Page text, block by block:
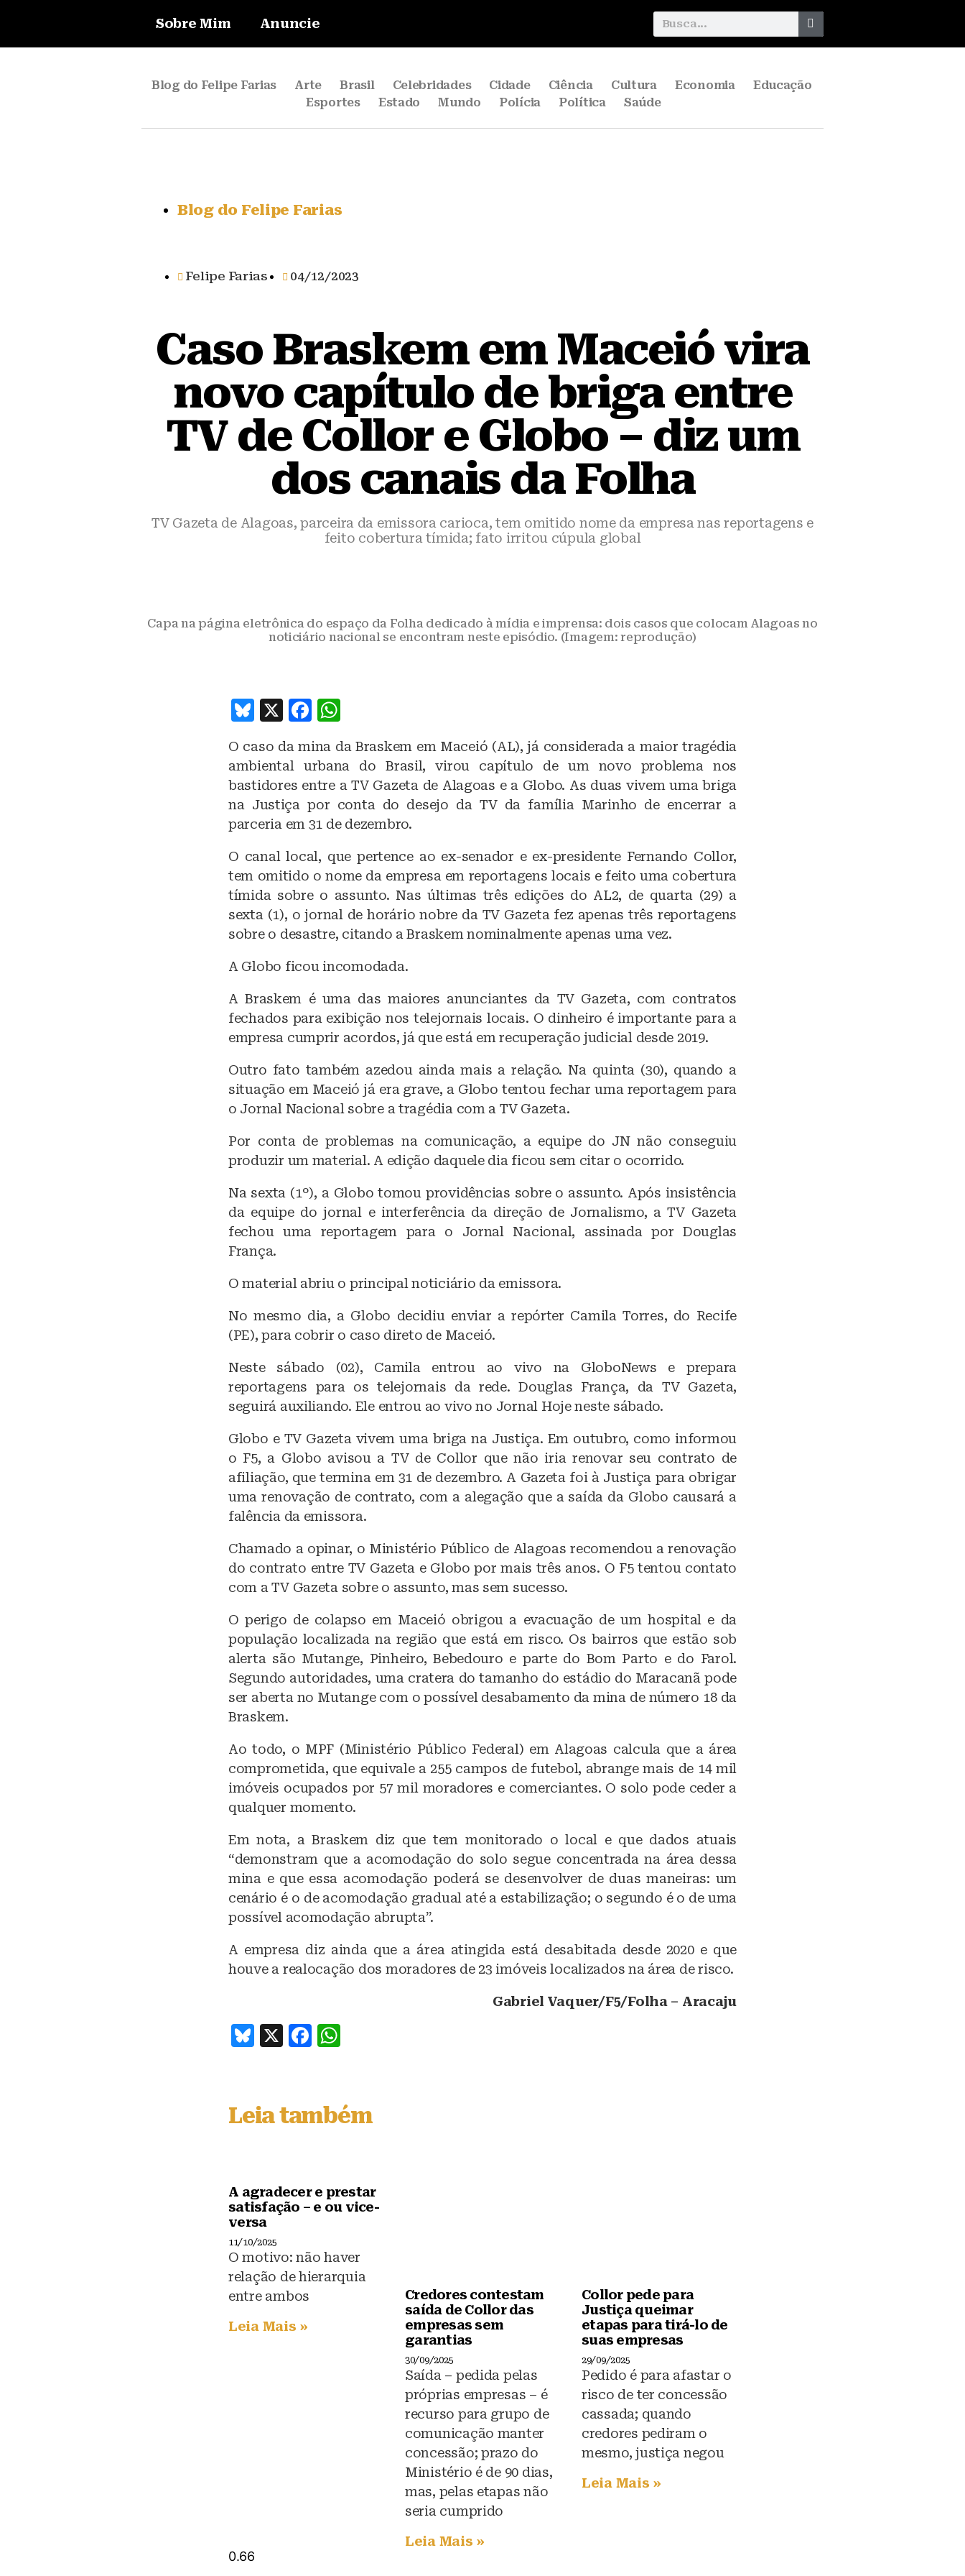
Sobre Mim Anuncie
Blog do Felipe Farias Arte Brasil Celebridades Cidade Ciência Cultura Economia
Educação
Esportes
Estado Mundo Polícia Política Saúde
Blog do Felipe Farias
Felipe Farias 04/12/2023
Caso Braskem em Maceió vira
novo capítulo de briga entre
TV de Collor e Globo – diz um
dos canais da Folha
TV Gazeta de Alagoas, parceira da emissora carioca, tem omitido nome da empresa nas reportagens e
feito cobertura tímida; fato irritou cúpula global
Capa na página eletrônica do espaço da Folha dedicado à mídia e imprensa: dois casos que colocam Alagoas no
noticiário nacional se encontram neste episódio. (Imagem: reprodução)
B
e
s
k
y
X
F
c
e
b
o
o
k
at
s
A
p
p
O caso da mina da Braskem em Maceió (AL), já considerada a maior tragédia
ambiental urbana do Brasil, virou capítulo de um novo problema nos
bastidores entre a TV Gazeta de Alagoas e a Globo. As duas vivem uma briga
na Justiça por conta do desejo da TV da família Marinho de encerrar a
parceria em 31 de dezembro.
O canal local, que pertence ao ex-senador e ex-presidente Fernando Collor,
tem omitido o nome da empresa em reportagens locais e feito uma cobertura
tímida sobre o assunto. Nas últimas três edições do AL2, de quarta (29) a
sexta (1), o jornal de horário nobre da TV Gazeta fez apenas três reportagens
sobre o desastre, citando a Braskem nominalmente apenas uma vez.
A Globo ficou incomodada.
A Braskem é uma das maiores anunciantes da TV Gazeta, com contratos
fechados para exibição nos telejornais locais. O dinheiro é importante para a
empresa cumprir acordos, já que está em recuperação judicial desde 2019.
Outro fato também azedou ainda mais a relação. Na quinta (30), quando a
situação em Maceió já era grave, a Globo tentou fechar uma reportagem para
o Jornal Nacional sobre a tragédia com a TV Gazeta.
Por conta de problemas na comunicação, a equipe do JN não conseguiu
produzir um material. A edição daquele dia ficou sem citar o ocorrido.
Na sexta (1º), a Globo tomou providências sobre o assunto. Após insistência
da equipe do jornal e interferência da direção de Jornalismo, a TV Gazeta
fechou uma reportagem para o Jornal Nacional, assinada por Douglas
França.
O material abriu o principal noticiário da emissora.
No mesmo dia, a Globo decidiu enviar a repórter Camila Torres, do Recife
(PE), para cobrir o caso direto de Maceió.
Neste sábado (02), Camila entrou ao vivo na GloboNews e prepara
reportagens para os telejornais da rede. Douglas França, da TV Gazeta,
seguirá auxiliando. Ele entrou ao vivo no Jornal Hoje neste sábado.
Globo e TV Gazeta vivem uma briga na Justiça. Em outubro, como informou
o F5, a Globo avisou a TV de Collor que não iria renovar seu contrato de
afiliação, que termina em 31 de dezembro. A Gazeta foi à Justiça para obrigar
uma renovação de contrato, com a alegação que a saída da Globo causará a
falência da emissora.
Chamado a opinar, o Ministério Público de Alagoas recomendou a renovação
do contrato entre TV Gazeta e Globo por mais três anos. O F5 tentou contato
com a TV Gazeta sobre o assunto, mas sem sucesso.
O perigo de colapso em Maceió obrigou a evacuação de um hospital e da
população localizada na região que está em risco. Os bairros que estão sob
alerta são Mutange, Pinheiro, Bebedouro e parte do Bom Parto e do Farol.
Segundo autoridades, uma cratera do tamanho do estádio do Maracanã pode
ser aberta no Mutange com o possível desabamento da mina de número 18 da
Braskem.
Ao todo, o MPF (Ministério Público Federal) em Alagoas calcula que a área
comprometida, que equivale a 255 campos de futebol, abrange mais de 14 mil
imóveis ocupados por 57 mil moradores e comerciantes. O solo pode ceder a
qualquer momento.
Em nota, a Braskem diz que tem monitorado o local e que dados atuais
“demonstram que a acomodação do solo segue concentrada na área dessa
mina e que essa acomodação poderá se desenvolver de duas maneiras: um
cenário é o de acomodação gradual até a estabilização; o segundo é o de uma
possível acomodação abrupta”.
A empresa diz ainda que a área atingida está desabitada desde 2020 e que
houve a realocação dos moradores de 23 imóveis localizados na área de risco.
Gabriel Vaquer/F5/Folha – Aracaju
B
s
k
X
F
e
b
k
s
A
Leia também
A agradecer e prestar
satisfação – e ou vice-
versa
11/10/2025
O motivo: não haver
relação de hierarquia
entre ambos
Leia Mais »
Credores contestam
saída de Collor das
empresas sem
garantias
30/09/2025
Saída – pedida pelas
próprias empresas – é
recurso para grupo de
comunicação manter
concessão; prazo do
Ministério é de 90 dias,
mas, pelas etapas não
seria cumprido
Leia Mais »
Collor pede para
Justiça queimar
etapas para tirá-lo de
suas empresas
29/09/2025
Pedido é para afastar o
risco de ter concessão
cassada; quando
credores pediram o
mesmo, justiça negou
Leia Mais »